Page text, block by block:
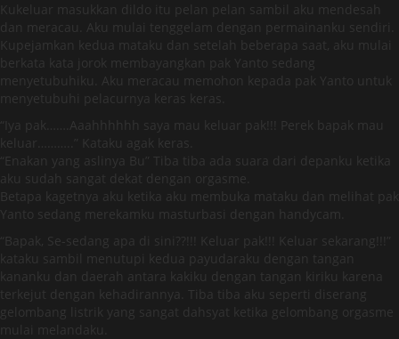
Kukeluar masukkan dildo itu pelan pelan sambil aku mendesah
dan meracau. Aku mulai tenggelam dengan permainanku sendiri.
Kupejamkan kedua mataku dan setelah beberapa saat, aku mulai
berkata kata jorok membayangkan pak Yanto sedang
menyetubuhiku. Aku meracau memohon kepada pak Yanto untuk
menyetubuhi pelacurnya keras keras.
“Iya pak…….Aaahhhhhh saya mau keluar pak!!! Perek bapak mau
keluar………..” Kataku agak keras.
“Enakan yang aslinya Bu” Tiba tiba ada suara dari depanku ketika
aku sudah sangat dekat dengan orgasme.
Betapa kagetnya aku ketika aku membuka mataku dan melihat pak
Yanto sedang merekamku masturbasi dengan handycam.
“Bapak, Se-sedang apa di sini??!!! Keluar pak!!! Keluar sekarang!!!”
kataku sambil menutupi kedua payudaraku dengan tangan
kananku dan daerah antara kakiku dengan tangan kiriku karena
terkejut dengan kehadirannya. Tiba tiba aku seperti diserang
gelombang listrik yang sangat dahsyat ketika gelombang orgasme
mulai melandaku.